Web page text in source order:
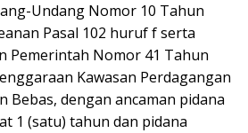
Undang Nomor 10 Tahun
Pasal 102 huruf f serta
Pemerintah Nomor 41 Tahun
Kawasan Perdagangan
Bebas, dengan ancaman pidana
1 (satu) tahun dan pidana